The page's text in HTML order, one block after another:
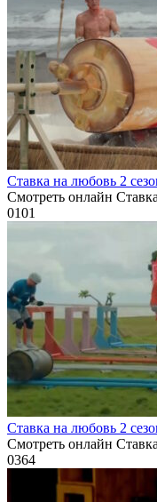
Ставка на любовь 2
Смотреть онлайн
0101
Ставка на любовь 2
Смотреть онлайн
0364